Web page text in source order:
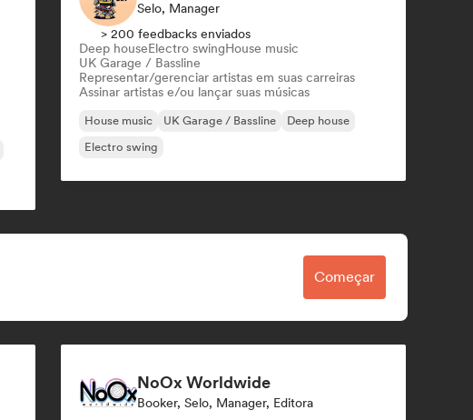
Selo, Manager
> 200 feedbacks enviados
Deep houseElectro swingHouse music
UK Garage / Bassline
Representar/gerenciar artistas em suas carreiras
Assinar artistas e/ou lançar suas músicas
House music UK Garage / Bassline
Deep house
Electro swing
Começar
NoOx Worldwide
Booker, Selo, Manager, Editora